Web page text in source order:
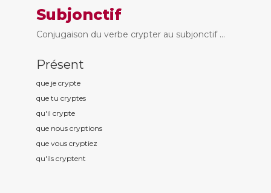
Subjonctif
Conjugaison du verbe crypter au subjonctif ...
Présent
que je crypte
que tu cryptes
qu'il crypte
que nous cryptions
que vous cryptiez
qu'ils cryptent